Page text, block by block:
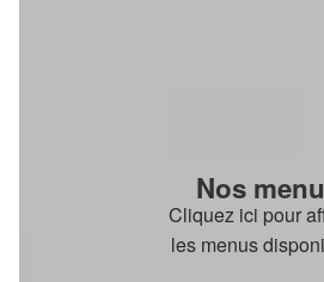
Nos
Cliquez ici pour
les menus